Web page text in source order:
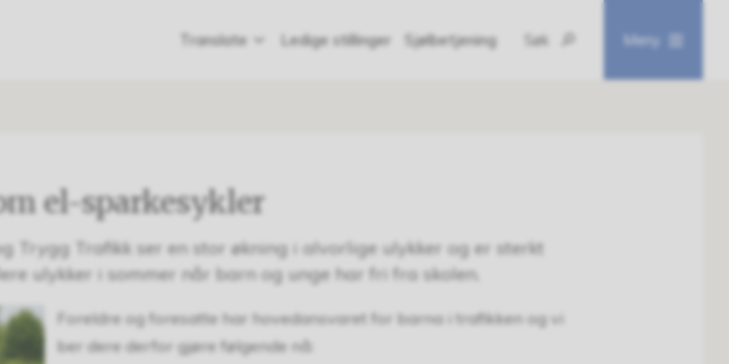
Translate Ledige stillinger Sjølbetjening Søk Meny
el-sparkesykler
Trygg Trafikk ser en stor økning i alvorlige ulykker og er sterkt
ulykker i sommer når barn og unge har fri fra skolen.
Foreldre og foresatte har hovedansvaret for barna i trafikken og vi
ber dere derfor gjøre følgende nå: